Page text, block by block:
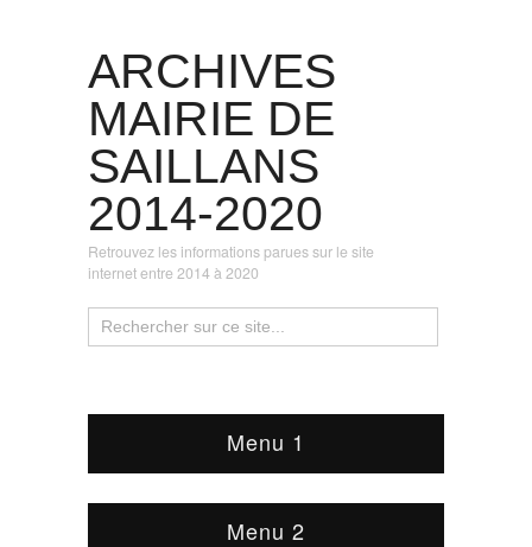
ARCHIVES
MAIRIE DE
SAILLANS
2014-2020
Retrouvez les informations parues sur le site
internet entre 2014 à 2020
Menu 1
Menu 2